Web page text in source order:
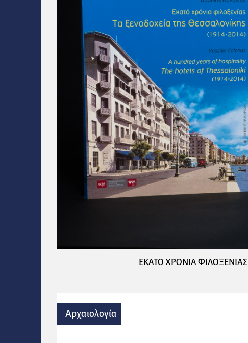
ΕΚΑΤΟ ΧΡΟΝΙΑ ΦΙΛΟΞΕΝΙΑΣ
Αρχαιολογία